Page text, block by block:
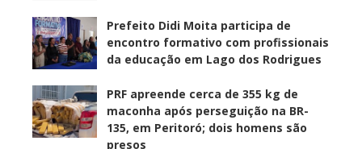
Prefeito Didi Moita participa de
encontro formativo com profissionais
da educação em Lago dos Rodrigues
PRF apreende cerca de 355 kg de
maconha após perseguição na BR-
135, em Peritoró; dois homens são
presos